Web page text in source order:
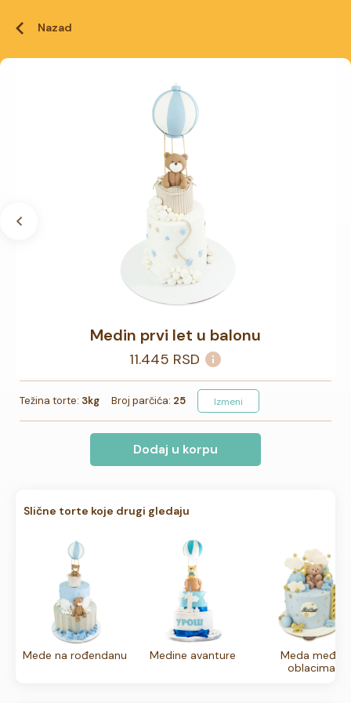
Nazad
Medin prvi let u balonu
11.445 RSD
Težina torte: 3kg Broj parčića: 25 Izmeni
Dodaj u korpu
Slične torte koje drugi gledaju
Mede na rođendanu Medine avanture
Meda među
oblacima